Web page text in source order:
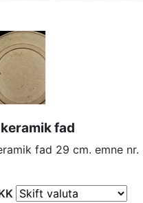
fad
fad 29 cm. emne nr.